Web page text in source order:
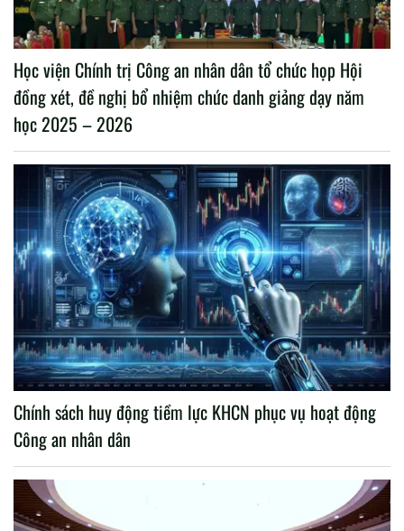
Học viện Chính trị Công an nhân dân tổ chức họp Hội
đồng xét, đề nghị bổ nhiệm chức danh giảng dạy năm
học 2025 – 2026
Chính sách huy động tiềm lực KHCN phục vụ hoạt động
Công an nhân dân